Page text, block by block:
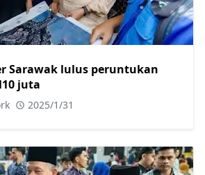
Sarawak lulus peruntukan
juta
2025/1/31